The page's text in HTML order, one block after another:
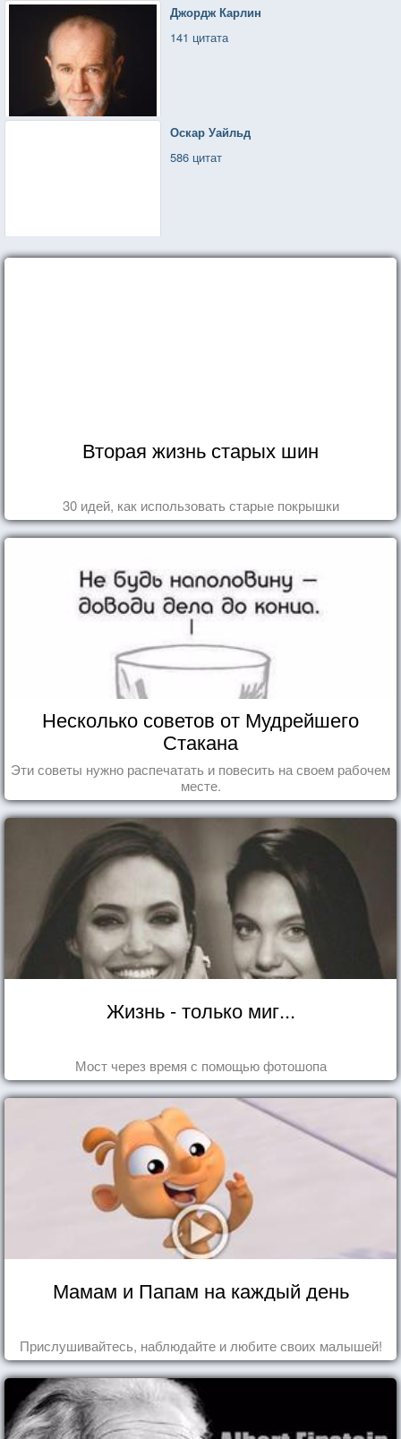
Джордж Карлин
141 цитата
Оскар Уайльд
586 цитат
Вторая жизнь старых шин
30 идей, как использовать старые покрышки
Несколько советов от Мудрейшего
Стакана
Эти советы нужно распечатать и повесить на своем рабочем
месте.
Жизнь - только миг...
Мост через время с помощью фотошопа
Мамам и Папам на каждый день
Прислушивайтесь, наблюдайте и любите своих малышей!